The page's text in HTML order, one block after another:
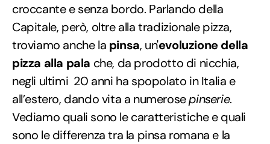
croccante e senza bordo. Parlando della
Capitale, però, oltre alla tradizionale pizza,
troviamo anche la pinsa, un'evoluzione della
pizza alla pala che, da prodotto di nicchia,
negli ultimi 20 anni ha spopolato in Italia e
all’estero, dando vita a numerosepinserie.
Vediamo quali sono le caratteristiche e quali
sono le differenza tra la pinsa romana e la